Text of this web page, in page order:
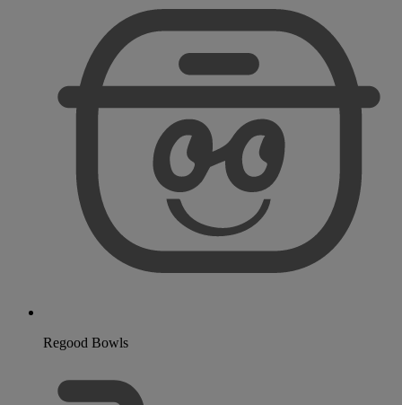
Regood Bowls